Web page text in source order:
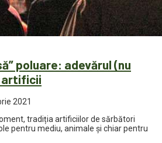
poluare: adevărul (nu
artificii
2021
tradiția artificiilor de sărbători
pentru mediu, animale și chiar pentru